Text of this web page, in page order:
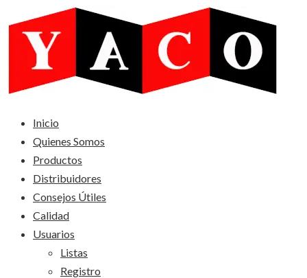
contenido
Inicio
Quienes Somos
Productos
Distribuidores
Consejos Útiles
Calidad
Usuarios
Listas
Registro